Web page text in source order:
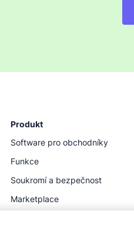
Produkt
Software pro obchodníky
Funkce
Soukromí a bezpečnost
Marketplace